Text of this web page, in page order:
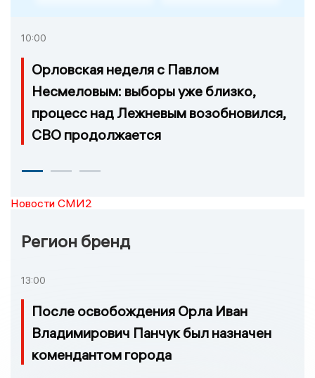
10:00
Орловская неделя с Павлом
Несмеловым: выборы уже близко,
процесс над Лежневым возобновился,
СВО продолжается
Новости СМИ2
Регион бренд
13:00
После освобождения Орла Иван
Владимирович Панчук был назначен
комендантом города